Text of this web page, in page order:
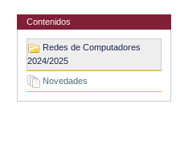
Contenidos
Redes de Computadores
2024/2025
Novedades